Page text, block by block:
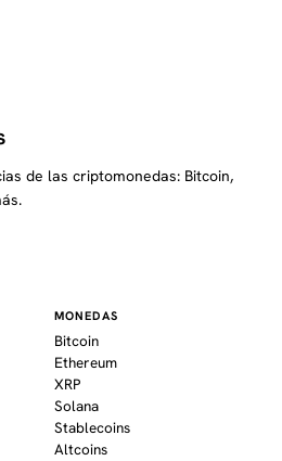
de las criptomonedas: Bitcoin,
MONEDAS
Bitcoin
Ethereum
XRP
Solana
Stablecoins
Altcoins